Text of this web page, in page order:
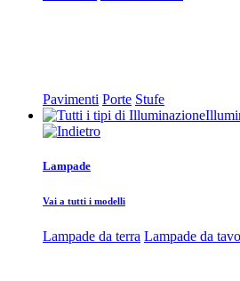
Pavimenti Porte Stufe
Lampade
Vai a tutti i modelli
Lampade da terra Lampade da